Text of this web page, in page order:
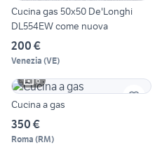
Cucina gas 50x50 De'Longhi
DL554EW come nuova
200 €
Venezia (VE)
6
Cucina a gas
350 €
Roma (RM)